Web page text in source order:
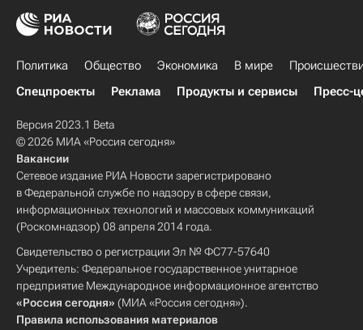
Политика Общество Экономика В мире
Спецпроекты
Реклама Продукты и сервисы Пресс-
Версия 2023.1 Beta
© 2026 МИА «Россия сегодня»
Вакансии
Сетевое издание РИА Новости зарегистрировано
в Федеральной службе по надзору в сфере связи,
информационных технологий и массовых коммуникаций
(Роскомнадзор) 08 апреля 2014 года.
Свидетельство о регистрации Эл № ФС77-57640
Учредитель: Федеральное государственное унитарное
предприятие Международное информационное агентство
«Россия сегодня» (МИА «Россия сегодня»).
Правила использования материалов